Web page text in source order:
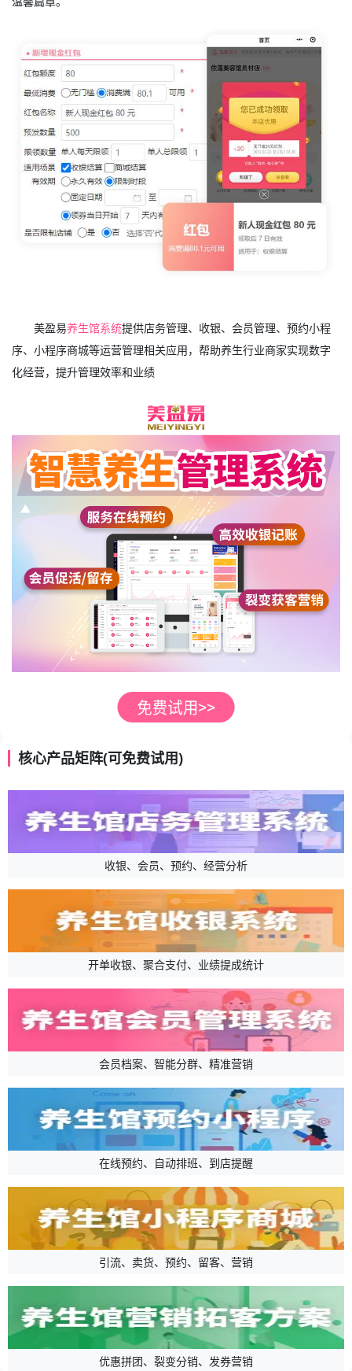
美盈易养生馆系统提供店务管理、收银、会员管理、预约小程
序、小程序商城等运营管理相关应用，帮助养生行业商家实现数字
化经营，提升管理效率和业绩
核心产品矩阵(可免费试用)
收银、会员、预约、经营分析
开单收银、聚合支付、业绩提成统计
会员档案、智能分群、精准营销
在线预约、自动排班、到店提醒
引流、卖货、预约、留客、营销
优惠拼团、裂变分销、发券营销